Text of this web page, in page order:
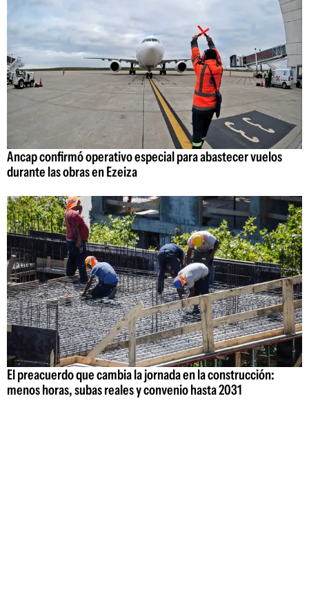
Ancap confirmó operativo especial para abastecer vuelos
durante las obras en Ezeiza
El preacuerdo que cambia la jornada en la construcción:
menos horas, subas reales y convenio hasta 2031